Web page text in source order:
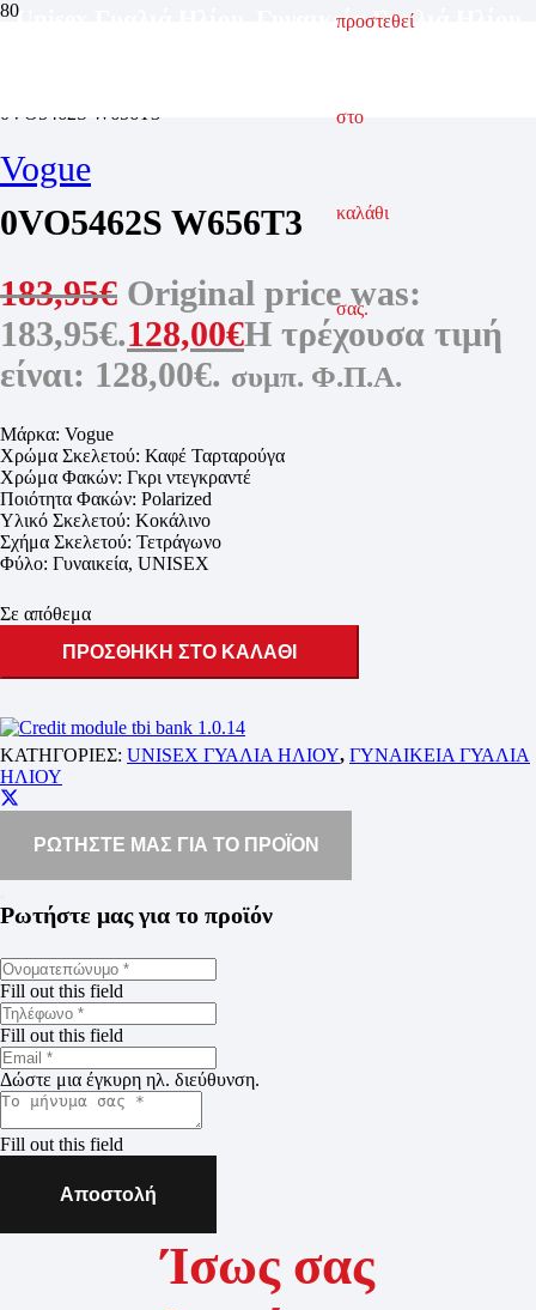
προστεθεί
στο
καλάθι
σας.
Unisex Γυαλιά Ηλίου Γυναικεία Γυαλιά Ηλίου
0VO5462S W656T3
Vogue
0VO5462S W656T3
183,95€ Original price was:
183,95€.128,00€Η τρέχουσα τιμή
είναι: 128,00€. συμπ. Φ.Π.Α.
Μάρκα: Vogue
Χρώμα Σκελετού: Καφέ Ταρταρούγα
Χρώμα Φακών: Γκρι ντεγκραντέ
Ποιότητα Φακών: Polarized
Υλικό Σκελετού: Κοκάλινο
Σχήμα Σκελετού: Τετράγωνο
Φύλο: Γυναικεία, UNISEX
Σε απόθεμα
ΠΡΟΣΘΗΚΗ ΣΤΟ ΚΑΛΑΘΙ
ΚΑΤΗΓΟΡΙΕΣ: UNISEX ΓΥΑΛΙΑ ΗΛΙΟΥ, ΓΥΝΑΙΚΕΙΑ ΓΥΑΛΙΑ
ΗΛΙΟΥ
ΡΩΤΗΣΤΕ ΜΑΣ ΓΙΑ ΤΟ ΠΡΟΪΟΝ
Ρωτήστε μας για το προϊόν
Fill out this field
Fill out this field
Δώστε μια έγκυρη ηλ. διεύθυνση.
Fill out this field
Αποστολή
Ίσως σας